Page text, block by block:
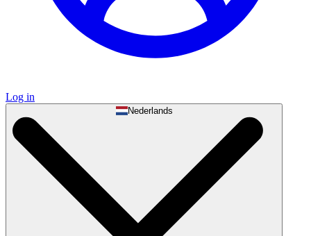
Log in
Nederlands